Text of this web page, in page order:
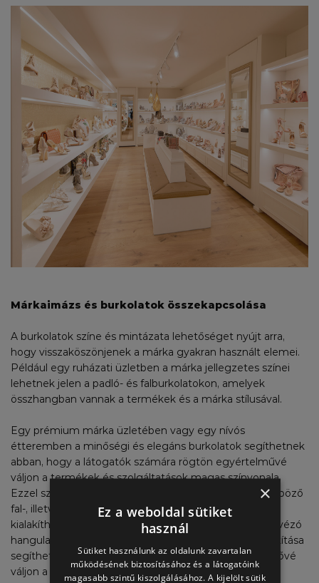
Márkaimázs és burkolatok összekapcsolása
A burkolatok színe és mintázata lehetőséget nyújt arra,
hogy visszaköszönjenek a márka gyakran használt elemei.
Például egy ruházati üzletben a márka jellegzetes színei
lehetnek jelen a padló- és falburkolatokon, amelyek
összhangban vannak a termékek és a márka stílusával.
Egy prémium márka üzletében vagy egy nívós
étteremben a minőségi és elegáns burkolatok segíthetnek
abban, hogy a látogatók számára rögtön egyértelművé
váljon a termékek és szolgáltatások magas színvonala.
Ezzel szemben egy bohém stílusú kávézóban a különböző
fal-, illetve padlóburkolatok segítségével könnyen
kialakítható egy lazább, egyedi stílus, ami jellemzi a kávézó
hangulatát. A burkolatok egyedülálló, különleges kialakítása
segíthet abban, hogy egy márka megkülönböztethetővé
váljon a versenytársakhoz képest.
×
Ez a weboldal sütiket
használ
Sütiket használunk az oldalunk zavartalan
működésének biztosításához és a látogatóink
magasabb szintű kiszolgálásához. A kijelölt sütik